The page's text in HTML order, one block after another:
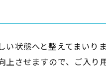
状態へと整えてまいり
させますので、ご入り